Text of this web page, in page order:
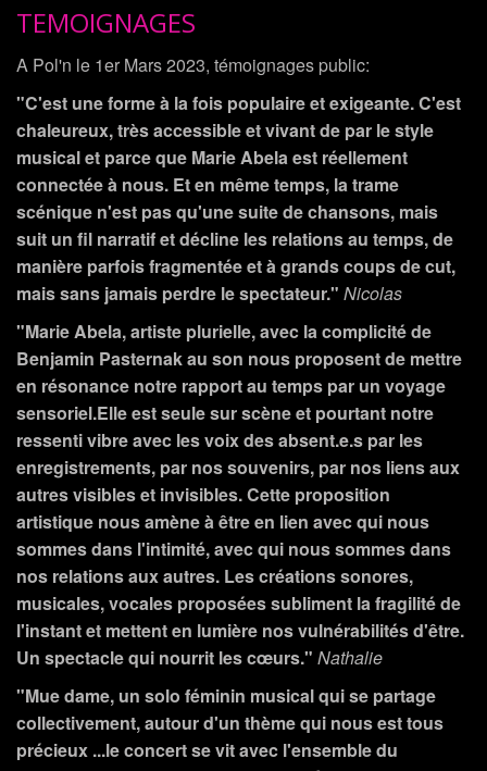
TEMOIGNAGES
A Pol'n le 1er Mars 2023, témoignages public:
"C'est une forme à la fois populaire et exigeante. C'est
chaleureux, très accessible et vivant de par le style
musical et parce que Marie Abela est réellement
connectée à nous. Et en même temps, la trame
scénique n'est pas qu'une suite de chansons, mais
suit un fil narratif et décline les relations au temps, de
manière parfois fragmentée et à grands coups de cut,
mais sans jamais perdre le spectateur." Nicolas
"Marie Abela, artiste plurielle, avec la complicité de
Benjamin Pasternak au son nous proposent de mettre
en résonance notre rapport au temps par un voyage
sensoriel.Elle est seule sur scène et pourtant notre
ressenti vibre avec les voix des absent.e.s par les
enregistrements, par nos souvenirs, par nos liens aux
autres visibles et invisibles. Cette proposition
artistique nous amène à être en lien avec qui nous
sommes dans l'intimité, avec qui nous sommes dans
nos relations aux autres. Les créations sonores,
musicales, vocales proposées subliment la fragilité de
l'instant et mettent en lumière nos vulnérabilités d'être.
Un spectacle qui nourrit les cœurs." Nathalie
"Mue dame, un solo féminin musical qui se partage
collectivement, autour d'un thème qui nous est tous
précieux ...le concert se vit avec l'ensemble du